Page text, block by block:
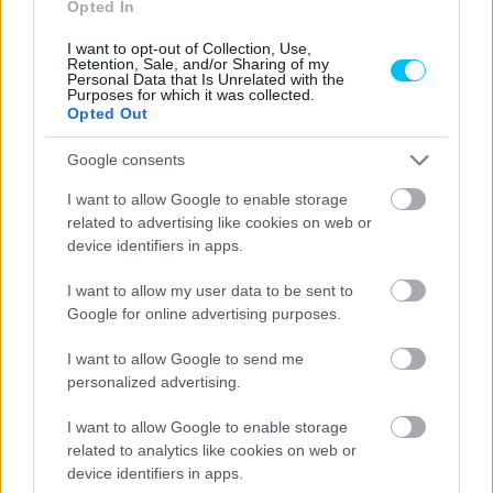
Opted In
I want to opt-out of Collection, Use,
Retention, Sale, and/or Sharing of my
Personal Data that Is Unrelated with the
Purposes for which it was collected.
Opted Out
Google consents
I want to allow Google to enable storage
related to advertising like cookies on web or
device identifiers in apps.
I want to allow my user data to be sent to
Google for online advertising purposes.
I want to allow Google to send me
personalized advertising.
I want to allow Google to enable storage
related to analytics like cookies on web or
device identifiers in apps.
A SURPRISE LETTER FULL OF LOVE
AND ADMIRATION 💌
A VERY SPECIAL PERSON WANTED
TO COMMUNICATE A FEW THINGS TO
@88JORGEMARTIN
FIRST MATCH POINT BEGINS 🥹
#MALAYSIANGP🇲🇾 |
PIC.TWITTER.COM/IRGENLZVNO
— MOTOGP™🏁 (@MOTOGP)
Egyébként jobb, ha elhiszik, Martínnak egyáltalán nem